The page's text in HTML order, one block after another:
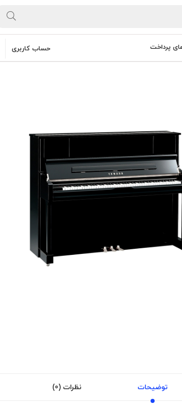
پرداخت حساب کاربری
توضیحات نظرات (0)